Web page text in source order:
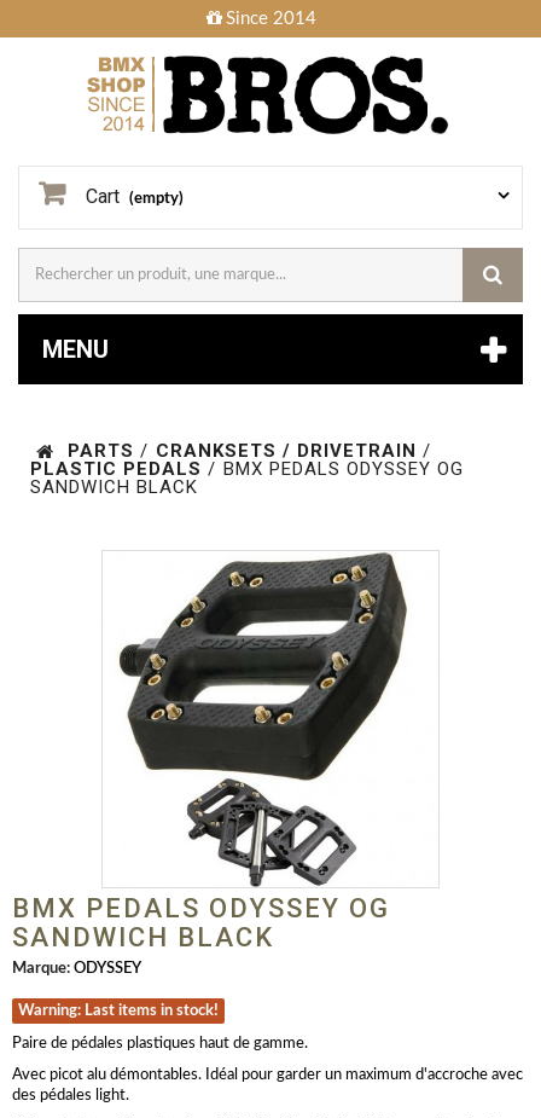
Since 2014
Cart (empty)
MENU
PARTS / CRANKSETS / DRIVETRAIN /
PLASTIC PEDALS / BMX PEDALS ODYSSEY OG
SANDWICH BLACK
BMX PEDALS ODYSSEY OG
SANDWICH BLACK
Marque: ODYSSEY
Warning: Last items in stock!
Paire de pédales plastiques haut de gamme.
Avec picot alu démontables. Idéal pour garder un maximum d'accroche avec
des pédales light.